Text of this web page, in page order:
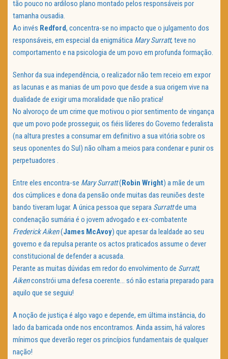
tão pouco no ardiloso plano montado pelos responsáveis por
tamanha ousadia.
Ao invés Redford, concentra-se no impacto que o julgamento dos
responsáveis, em especial da enigmática Mary Surratt, teve no
comportamento e na psicologia de um povo em profunda formação.
Senhor da sua independência, o realizador não tem receio em expor
as lacunas e as manias de um povo que desde a sua origem vive na
dualidade de exigir uma moralidade que não pratica!
No alvoroço de um crime que motivou o pior sentimento de vingança
que um povo pode prosseguir, os fiéis líderes do Governo federalista
(na altura prestes a consumar em definitivo a sua vitória sobre os
seus oponentes do Sul) não olham a meios para condenar e punir os
perpetuadores .
Entre eles encontra-se Mary Surratt(Robin Wright) a mãe de um
dos cúmplices e dona da pensão onde muitas das reuniões deste
bando tiveram lugar. A única pessoa que separa Surrattde uma
condenação sumária é o jovem advogado e ex-combatente
Frederick Aiken(James McAvoy) que apesar da lealdade ao seu
governo e da repulsa perante os actos praticados assume o dever
constitucional de defender a acusada.
Perante as muitas dúvidas em redor do envolvimento de Surratt,
Aikenconstrói uma defesa coerente… só não estaria preparado para
aquilo que se seguiu!
A noção de justiça é algo vago e depende, em última instância, do
lado da barricada onde nos encontramos. Ainda assim, há valores
mínimos que deverão reger os princípios fundamentais de qualquer
nação!